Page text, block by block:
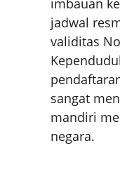
jadwal
validitas
sangat
mandiri
negara.